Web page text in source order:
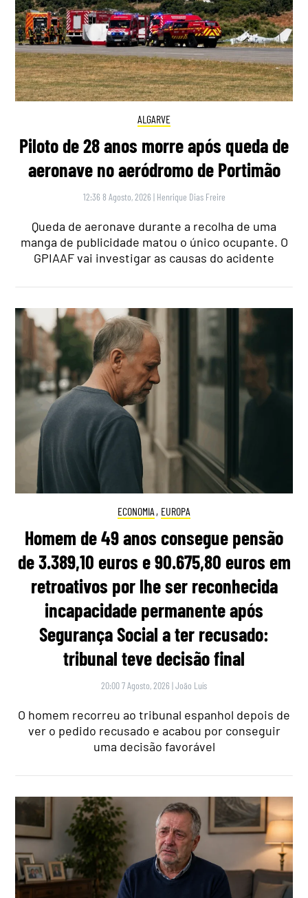
ALGARVE
Piloto de 28 anos morre após queda de
aeronave no aeródromo de Portimão
12:36 8 Agosto, 2026 | Henrique Dias Freire
Queda de aeronave durante a recolha de uma
manga de publicidade matou o único ocupante. O
GPIAAF vai investigar as causas do acidente
ECONOMIA , EUROPA
Homem de 49 anos consegue pensão
de 3.389,10 euros e 90.675,80 euros em
retroativos por lhe ser reconhecida
incapacidade permanente após
Segurança Social a ter recusado:
tribunal teve decisão final
20:00 7 Agosto, 2026 |João Luís
O homem recorreu ao tribunal espanhol depois de
ver o pedido recusado e acabou por conseguir
uma decisão favorável